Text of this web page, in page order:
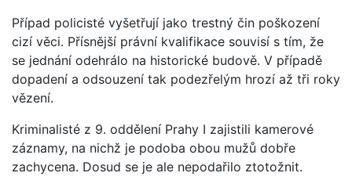
Případ policisté vyšetřují jako trestný čin poškození
cizí věci. Přísnější právní kvalifikace souvisí s tím, že
se jednání odehrálo na historické budově. V případě
dopadení a odsouzení tak podezřelým hrozí až tři roky
vězení.
Kriminalisté z 9. oddělení Prahy I zajistili kamerové
záznamy, na nichž je podoba obou mužů dobře
zachycena. Dosud se je ale nepodařilo ztotožnit.